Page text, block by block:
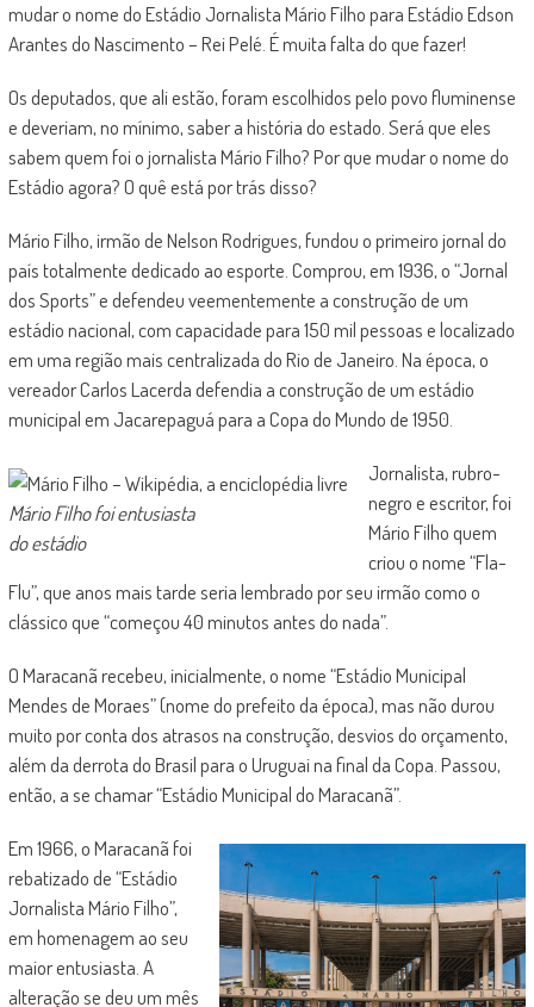
mudar o nome do Estádio Jornalista Mário Filho para Estádio Edson
Arantes do Nascimento – Rei Pelé. É muita falta do que fazer!
Os deputados, que ali estão, foram escolhidos pelo povo fluminense
e deveriam, no mínimo, saber a história do estado. Será que eles
sabem quem foi o jornalista Mário Filho? Por que mudar o nome do
Estádio agora? O quê está por trás disso?
Mário Filho, irmão de Nelson Rodrigues, fundou o primeiro jornal do
país totalmente dedicado ao esporte. Comprou, em 1936, o “Jornal
dos Sports” e defendeu veementemente a construção de um
estádio nacional, com capacidade para 150 mil pessoas e localizado
em uma região mais centralizada do Rio de Janeiro. Na época, o
vereador Carlos Lacerda defendia a construção de um estádio
municipal em Jacarepaguá para a Copa do Mundo de 1950.
Mário Filho foi entusiasta
do estádio
Jornalista, rubro-
negro e escritor, foi
Mário Filho quem
criou o nome “Fla-
Flu”, que anos mais tarde seria lembrado por seu irmão como o
clássico que “começou 40 minutos antes do nada”.
O Maracanã recebeu, inicialmente, o nome “Estádio Municipal
Mendes de Moraes” (nome do prefeito da época), mas não durou
muito por conta dos atrasos na construção, desvios do orçamento,
além da derrota do Brasil para o Uruguai na final da Copa. Passou,
então, a se chamar “Estádio Municipal do Maracanã”.
Em 1966, o Maracanã foi
rebatizado de “Estádio
Jornalista Mário Filho”,
em homenagem ao seu
maior entusiasta. A
alteração se deu um mês